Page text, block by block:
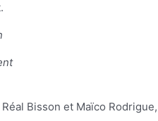
Bisson et Maïco